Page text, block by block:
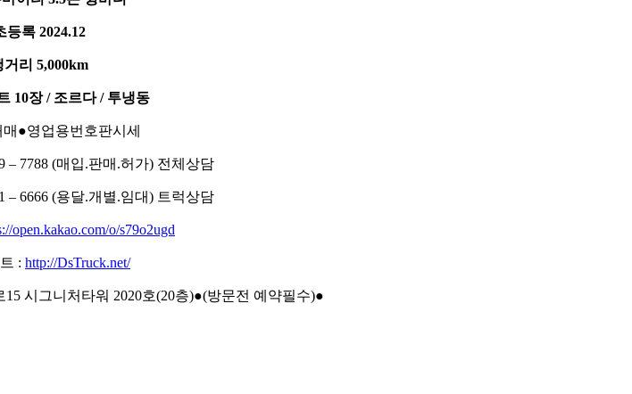
등록 2024.12
거리 5,000km
10장 / 조르다 / 투냉동
●영업용번호판시세
– 7788 (매입.판매.허가) 전체상담
– 6666 (용달.개별.임대) 트럭상담
open.kakao.com/o/s79o2ugd
: http://DsTruck.net/
시그니처타워 2020호(20층)●(방문전 예약필수)●